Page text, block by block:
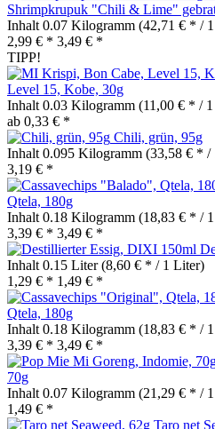
Shrimpkrupuk "Chili & Lime"
Inhalt 0.07 Kilogramm (42,71 € * /
2,99 € * 3,49 € *
TIPP!
Level 15, Kobe, 30g
Inhalt 0.03 Kilogramm (11,00 € * /
ab 0,33 € *
Chili, grün, 95g
Inhalt 0.095 Kilogramm (33,58 € * /
3,19 € *
Qtela, 180g
Inhalt 0.18 Kilogramm (18,83 € * /
3,39 € * 3,49 € *
Inhalt 0.15 Liter(8,60 € * / 1 Liter)
1,29 € * 1,49 € *
Qtela, 180g
Inhalt 0.18 Kilogramm (18,83 € * /
3,39 € * 3,49 € *
70g
Inhalt 0.07 Kilogramm (21,29 € * /
1,49 € *
Taro net